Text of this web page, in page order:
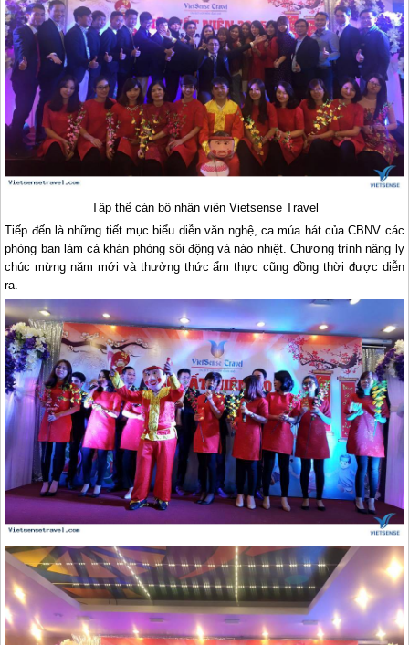
Tập thể cán bộ nhân viên Vietsense Travel
Tiếp đến là những tiết mục biểu diễn văn nghệ, ca múa hát của CBNV các
phòng ban làm cả khán phòng sôi động và náo nhiệt. Chương trình nâng ly
chúc mừng năm mới và thưởng thức ẩm thực cũng đồng thời được diễn
ra.